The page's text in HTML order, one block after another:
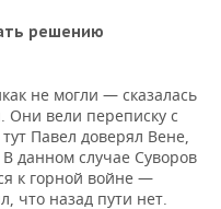
решению
не могли — сказалась
Они вели переписку с
Павел доверял Вене,
данном случае Суворов
к горной войне —
что назад пути нет.